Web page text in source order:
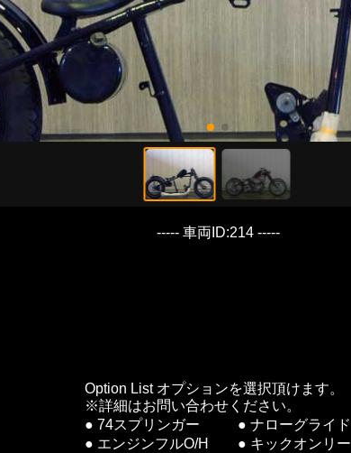
----- 車両ID:214 -----
Option List オプションを選択頂けます。
※詳細はお問い合わせください。
● 74スプリンガー
● ナローグライド
● エンジンフルO/H
● キックオンリー